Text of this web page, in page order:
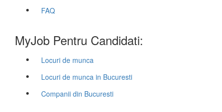
FAQ
MyJob Pentru Candidati:
Locuri de munca
Locuri de munca in Bucuresti
Companii din Bucuresti